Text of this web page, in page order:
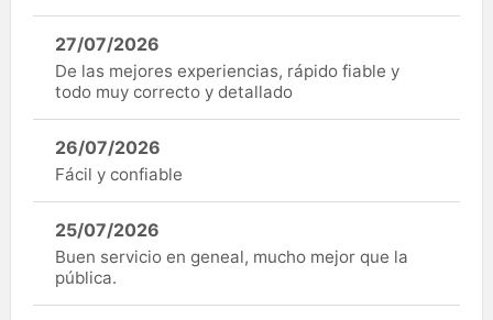
27/07/2026
De las mejores experiencias, rápido fiable y
todo muy correcto y detallado
26/07/2026
Fácil y confiable
25/07/2026
Buen servicio en geneal, mucho mejor que la
pública.